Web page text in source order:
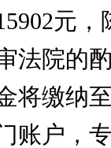
元，
法院的
将缴纳
账户，